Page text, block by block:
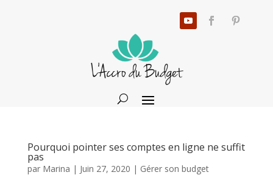
Pourquoi pointer ses comptes en ligne ne suffit
pas
par Marina | Juin 27, 2020 | Gérer son budget